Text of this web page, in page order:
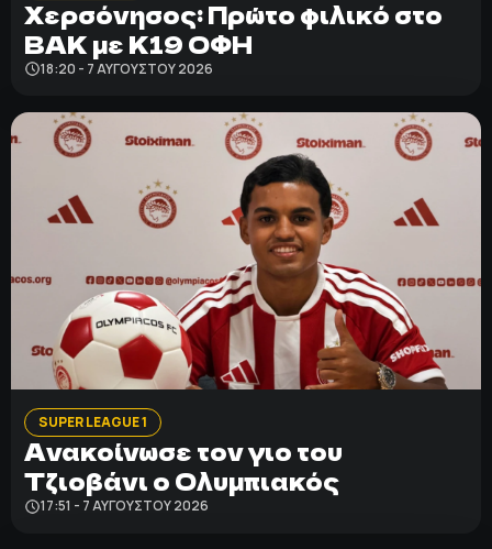
Χερσόνησος: Πρώτο φιλικό στο
ΒΑΚ με Κ19 ΟΦΗ
18:20 - 7 ΑΥΓΟΎΣΤΟΥ 2026
SUPER LEAGUE 1
Ανακοίνωσε τον γιο του
Τζιοβάνι ο Ολυμπιακός
17:51 - 7 ΑΥΓΟΎΣΤΟΥ 2026